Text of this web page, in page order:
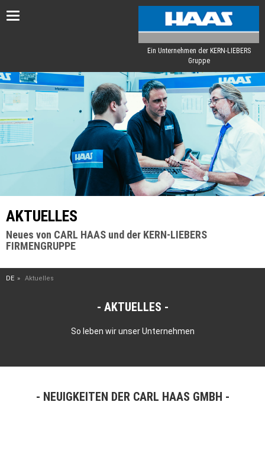
Toggle
Ein Unternehmen der KERN-LIEBERS
Gruppe
AKTUELLES
Neues von CARL HAAS und der KERN-LIEBERS
FIRMENGRUPPE
DE Aktuelles
AKTUELLES
So leben wir unser Unternehmen
NEUIGKEITEN DER CARL HAAS GMBH